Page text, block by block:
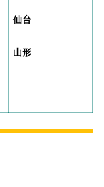
仙台
山形